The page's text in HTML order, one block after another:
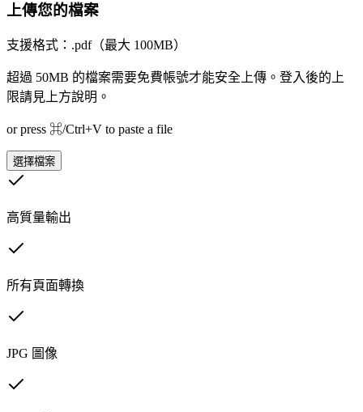
上傳您的檔案
支援格式：.pdf（最大 100MB）
超過 50MB 的檔案需要免費帳號才能安全上傳。登入後的上
限請見上方說明。
or press ⌘/Ctrl+V to paste a file
選擇檔案
高質量輸出
所有頁面轉換
JPG 圖像